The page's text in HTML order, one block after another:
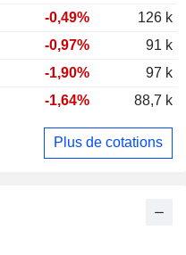
-0,49%
126 k
-0,97%
91 k
-1,90%
97 k
-1,64% 88,7 k
Plus de cotations